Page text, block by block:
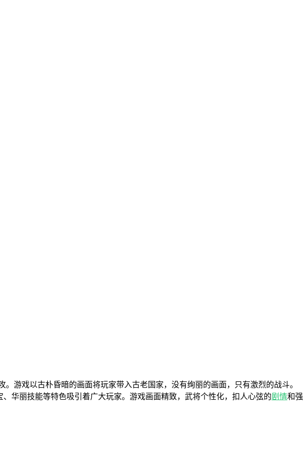
游戏以古朴昏暗的画面将玩家带入古老国家，没有绚丽的画面，只有激烈的战斗。
、华丽技能等特色吸引着广大玩家。游戏画面精致，武将个性化，扣人心弦的剧情和强